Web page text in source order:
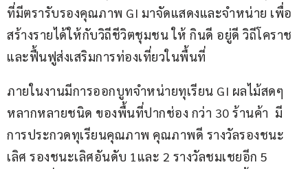
ที่มีตรารับรองคุณภาพ GI มาจัดแสดงและจำหน่าย เพื่อ
สร้างรายได้ให้กับวิถีชีวิตชุมชน ให้ กินดี อยู่ดี วิถีโคราช
และฟื้นฟูส่งเสริมการท่องเที่ยวในพื้นที่
ภายในงานมีการออกบูทจำหน่ายทุเรียน GI ผลไม้สดๆ
หลากหลายชนิด ของพื้นที่ปากช่อง กว่า 30 ร้านค้า  มี
การประกวดทุเรียนคุณภาพ คุณภาพดี รางวัลรองชนะ
เลิศ รองชนะเลิศอันดับ 1และ 2 รางวัลชมเชยอีก 5